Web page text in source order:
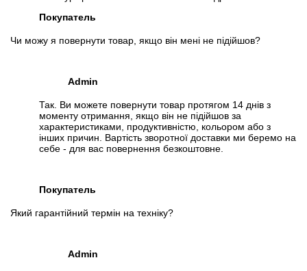
Покупатель
Чи можу я повернути товар, якщо він мені не підійшов?
Admin
Так. Ви можете повернути товар протягом 14 днів з
моменту отримання, якщо він не підійшов за
характеристиками, продуктивністю, кольором або з
інших причин. Вартість зворотної доставки ми беремо на
себе - для вас повернення безкоштовне.
Покупатель
Який гарантійний термін на техніку?
Admin